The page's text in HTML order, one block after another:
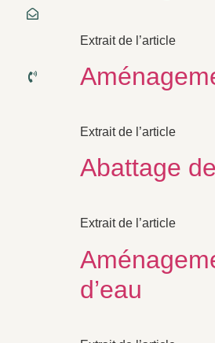
Extrait de l’article
Extrait de l’article
Abattage
Extrait de l’article
d’eau